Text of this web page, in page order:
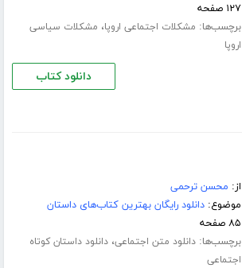
۱۲۷ صفحه
برچسب‌ها: مشکلات اجتماعی اروپا، مشکلات سیاسی
اروپا
دانلود کتاب
از: محسن ترحمی
موضوع:دانلود رایگان بهترین کتاب‌های داستان
۸۵ صفحه
برچسب‌ها:دانلود متن اجتماعی،دانلود داستان کوتاه
اجتماعی